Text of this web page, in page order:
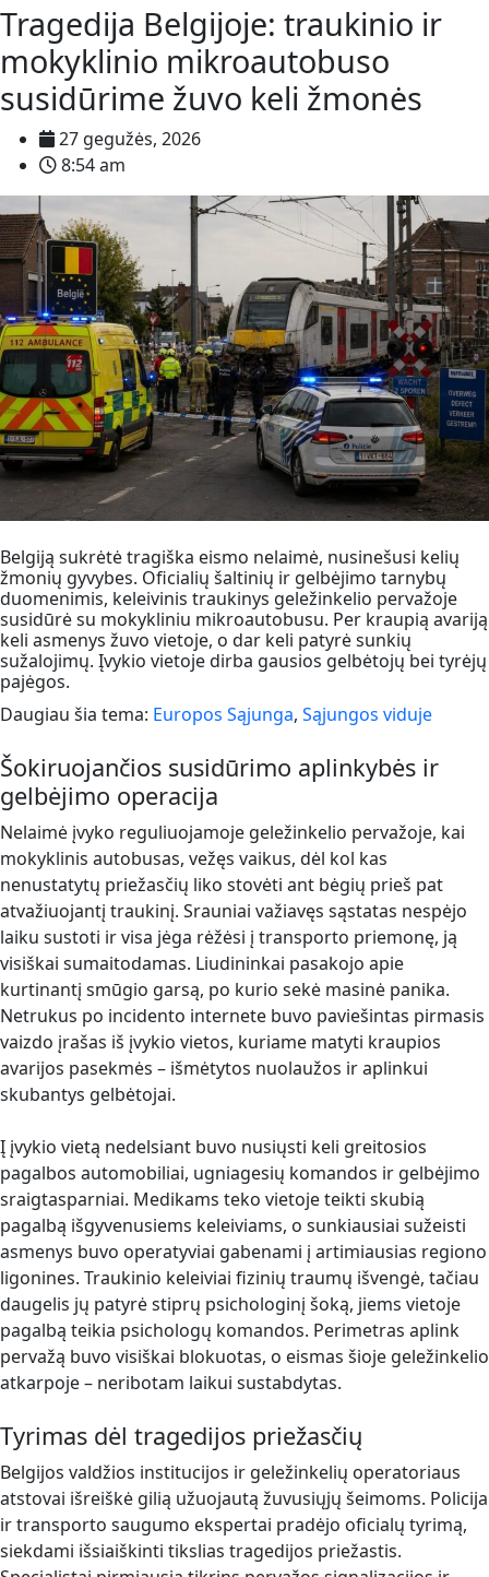
Tragedija Belgijoje: traukinio ir
mokyklinio mikroautobuso
susidūrime žuvo keli žmonės
27 gegužės, 2026
8:54 am
Belgiją sukrėtė tragiška eismo nelaimė, nusinešusi kelių
žmonių gyvybes. Oficialių šaltinių ir gelbėjimo tarnybų
duomenimis, keleivinis traukinys geležinkelio pervažoje
susidūrė su mokykliniu mikroautobusu. Per kraupią avariją
keli asmenys žuvo vietoje, o dar keli patyrė sunkių
sužalojimų. Įvykio vietoje dirba gausios gelbėtojų bei tyrėjų
pajėgos.
Daugiau šia tema: Europos Sąjunga, Sąjungos viduje
Šokiruojančios susidūrimo aplinkybės ir
gelbėjimo operacija
Nelaimė įvyko reguliuojamoje geležinkelio pervažoje, kai
mokyklinis autobusas, vežęs vaikus, dėl kol kas
nenustatytų priežasčių liko stovėti ant bėgių prieš pat
atvažiuojantį traukinį. Srauniai važiavęs sąstatas nespėjo
laiku sustoti ir visa jėga rėžėsi į transporto priemonę, ją
visiškai sumaitodamas. Liudininkai pasakojo apie
kurtinantį smūgio garsą, po kurio sekė masinė panika.
Netrukus po incidento internete buvo paviešintas pirmasis
vaizdo įrašas iš įvykio vietos, kuriame matyti kraupios
avarijos pasekmės – išmėtytos nuolaužos ir aplinkui
skubantys gelbėtojai.
Į įvykio vietą nedelsiant buvo nusiųsti keli greitosios
pagalbos automobiliai, ugniagesių komandos ir gelbėjimo
sraigtasparniai. Medikams teko vietoje teikti skubią
pagalbą išgyvenusiems keleiviams, o sunkiausiai sužeisti
asmenys buvo operatyviai gabenami į artimiausias regiono
ligonines. Traukinio keleiviai fizinių traumų išvengė, tačiau
daugelis jų patyrė stiprų psichologinį šoką, jiems vietoje
pagalbą teikia psichologų komandos. Perimetras aplink
pervažą buvo visiškai blokuotas, o eismas šioje geležinkelio
atkarpoje – neribotam laikui sustabdytas.
Tyrimas dėl tragedijos priežasčių
Belgijos valdžios institucijos ir geležinkelių operatoriaus
atstovai išreiškė gilią užuojautą žuvusiųjų šeimoms. Policija
ir transporto saugumo ekspertai pradėjo oficialų tyrimą,
siekdami išsiaiškinti tikslias tragedijos priežastis.